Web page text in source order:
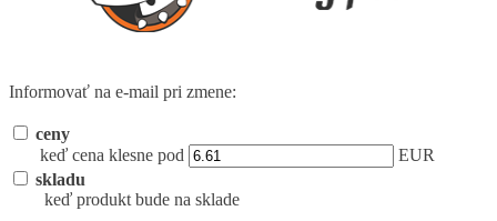
Informovať na e-mail pri zmene:
ceny
keď cena klesne pod
EUR
skladu
keď produkt bude na sklade